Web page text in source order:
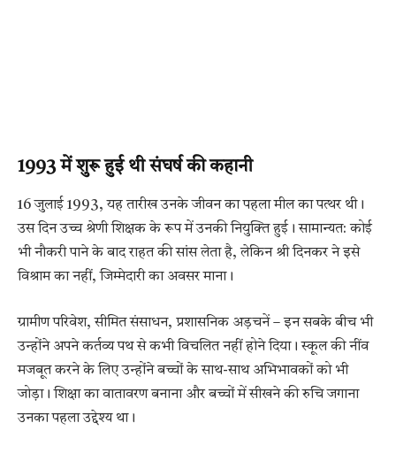
1993 में शुरू हुई थी संघर्ष की कहानी
16 जुलाई 1993, यह तारीख उनके जीवन का पहला मील का पत्थर थी।
उस दिन उच्च श्रेणी शिक्षक के रूप में उनकी नियुक्ति हुई। सामान्यत: कोई
भी नौकरी पाने के बाद राहत की सांस लेता है, लेकिन श्री दिनकर ने इसे
विश्राम का नहीं, जिम्मेदारी का अवसर माना।
ग्रामीण परिवेश, सीमित संसाधन, प्रशासनिक अड़चनें – इन सबके बीच भी
उन्होंने अपने कर्तव्य पथ से कभी विचलित नहीं होने दिया। स्कूल की नींव
मजबूत करने के लिए उन्होंने बच्चों के साथ-साथ अभिभावकों को भी
जोड़ा। शिक्षा का वातावरण बनाना और बच्चों में सीखने की रुचि जगाना
उनका पहला उद्देश्य था।